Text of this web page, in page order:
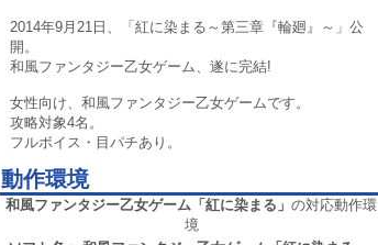
2014年9月21日、「紅に染まる～第三章『輪廻』～」公
開。
和風ファンタジー乙女ゲーム、遂に完結!
女性向け、和風ファンタジー乙女ゲームです。
攻略対象4名。
フルボイス・目パチあり。
動作環境
和風ファンタジー乙女ゲーム「紅に染まる」 の対応動作環
境